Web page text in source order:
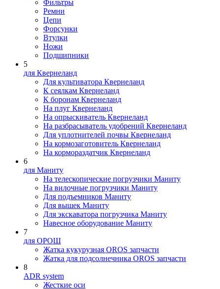
Фильтры
Ремни
Цепи
Форсунки
Втулки
Ножи
Подшипники
5
для Квернеланд
Для культиватора Квернеланд
К сеялкам Квернеланд
К боронам Квернеланд
На плуг Квернеланд
На опрыскиватель Квернеланд
На разбрасыватель удобрений Квернеланд
Для уплотнителей почвы Квернеланд
На кормозаготовитель Квернеланд
На кормораздатчик Квернеланд
6
для Маниту
На телескопические погрузчики Маниту
На вилочные погрузчики Маниту
Для подъемников Маниту
Для вышек Маниту
Для экскаватора погрузчика Маниту
Навесное оборудование Маниту
7
для ОРОШ
Жатка кукурузная OROS запчасти
Жатка для подсолнечника OROS запчасти
8
ADR system
Жесткие оси